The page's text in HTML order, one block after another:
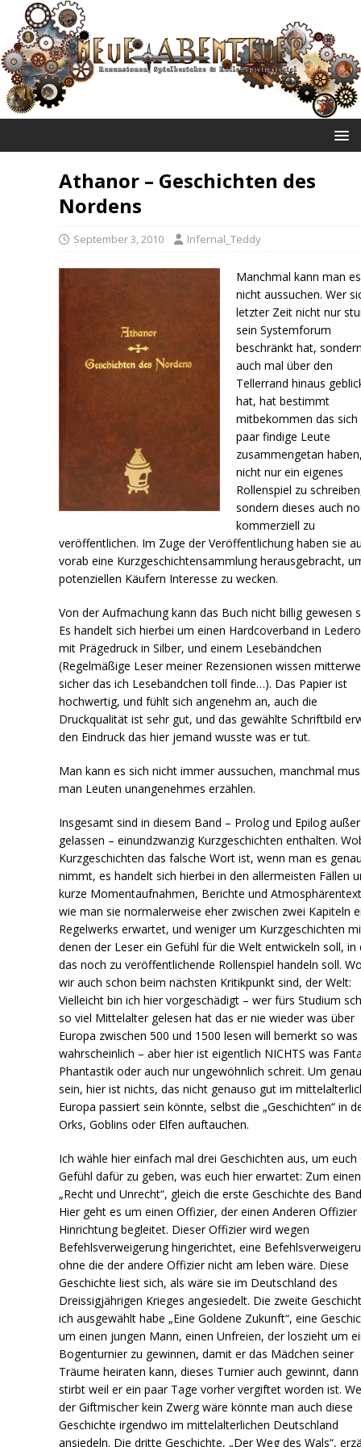
Athanor – Geschichten des
Nordens
September 3, 2010 Infernal_Teddy
Manchmal kann man
nicht aussuchen. Wer
letzter Zeit nicht nur
sein Systemforum
beschränkt hat,
auch mal über den
Tellerrand hinaus
hat, hat bestimmt
mitbekommen das sich
paar findige Leute
zusammengetan
nicht nur ein eigenes
Rollenspiel zu
sondern dieses auch
kommerziell zu
veröffentlichen. Im Zuge der Veröffentlichung haben sie
vorab eine Kurzgeschichtensammlung herausgebracht,
potenziellen Käufern Interesse zu wecken.
Von der Aufmachung kann das Buch nicht billig gewesen
Es handelt sich hierbei um einen Hardcoverband in
mit Prägedruck in Silber, und einem Lesebändchen
(Regelmäßige Leser meiner Rezensionen wissen
sicher das ich Lesebändchen toll finde…). Das Papier ist
hochwertig, und fühlt sich angenehm an, auch die
Druckqualität ist sehr gut, und das gewählte Schriftbild
den Eindruck das hier jemand wusste was er tut.
Man kann es sich nicht immer aussuchen, manchmal
man Leuten unangenehmes erzählen.
Insgesamt sind in diesem Band – Prolog und Epilog
gelassen – einundzwanzig Kurzgeschichten enthalten.
Kurzgeschichten das falsche Wort ist, wenn man es
nimmt, es handelt sich hierbei in den allermeisten Fällen
kurze Momentaufnahmen, Berichte und
wie man sie normalerweise eher zwischen zwei Kapiteln
Regelwerks erwartet, und weniger um Kurzgeschichten
denen der Leser ein Gefühl für die Welt entwickeln soll, in
das noch zu veröffentlichende Rollenspiel handeln soll.
wir auch schon beim nächsten Kritikpunkt sind, der Welt:
Vielleicht bin ich hier vorgeschädigt – wer fürs Studium
so viel Mittelalter gelesen hat das er nie wieder was über
Europa zwischen 500 und 1500 lesen will bemerkt so was
wahrscheinlich – aber hier ist eigentlich NICHTS was
Phantastik oder auch nur ungewöhnlich schreit. Um
sein, hier ist nichts, das nicht genauso gut im
Europa passiert sein könnte, selbst die „Geschichten“ in
Orks, Goblins oder Elfen auftauchen.
Ich wähle hier einfach mal drei Geschichten aus, um euch
Gefühl dafür zu geben, was euch hier erwartet: Zum einen
„Recht und Unrecht“, gleich die erste Geschichte des
Hier geht es um einen Offizier, der einen Anderen Offizier
Hinrichtung begleitet. Dieser Offizier wird wegen
Befehlsverweigerung hingerichtet, eine
ohne die der andere Offizier nicht am leben wäre. Diese
Geschichte liest sich, als wäre sie im Deutschland des
Dreissigjährigen Krieges angesiedelt. Die zweite
ich ausgewählt habe „Eine Goldene Zukunft“, eine
um einen jungen Mann, einen Unfreien, der loszieht um
Bogenturnier zu gewinnen, damit er das Mädchen seiner
Träume heiraten kann, dieses Turnier auch gewinnt,
stirbt weil er ein paar Tage vorher vergiftet worden ist.
der Giftmischer kein Zwerg wäre könnte man auch diese
Geschichte irgendwo im mittelalterlichen Deutschland
ansiedeln. Die dritte Geschichte, „Der Weg des Wals“,